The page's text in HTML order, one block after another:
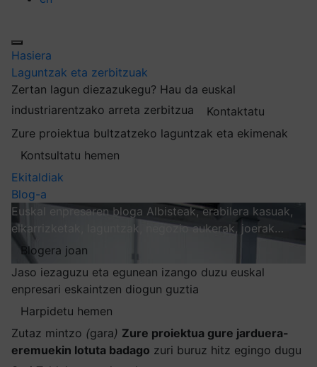
Hasiera
Laguntzak eta zerbitzuak
Zertan lagun diezazukegu? Hau da euskal
industriarentzako arreta zerbitzua
Kontaktatu
Zure proiektua bultzatzeko laguntzak eta ekimenak
Kontsultatu hemen
Ekitaldiak
Blog-a
Euskal enpresaren bloga Albisteak, erabilera kasuak,
elkarrizketak, laguntzak, negozio aukerak, joerak…
Blogera joan
Jaso iezaguzu eta egunean izango duzu euskal
enpresari eskaintzen diogun guztia
Harpidetu hemen
Zutaz mintzo (gara) Zure proiektua gure jarduera-
eremuekin lotuta badago zuri buruz hitz egingo dugu